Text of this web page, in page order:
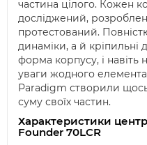
частина цілого. Кожен
досліджений,
протестований.
динаміки, а й кріпильні
форма корпусу, і
уваги жодного
Paradigm створили
суму своїх частин.
Характеристики
Founder 70LCR